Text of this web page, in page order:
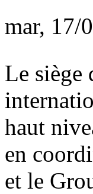
mar, 17/
Le siège
haut
en
et le